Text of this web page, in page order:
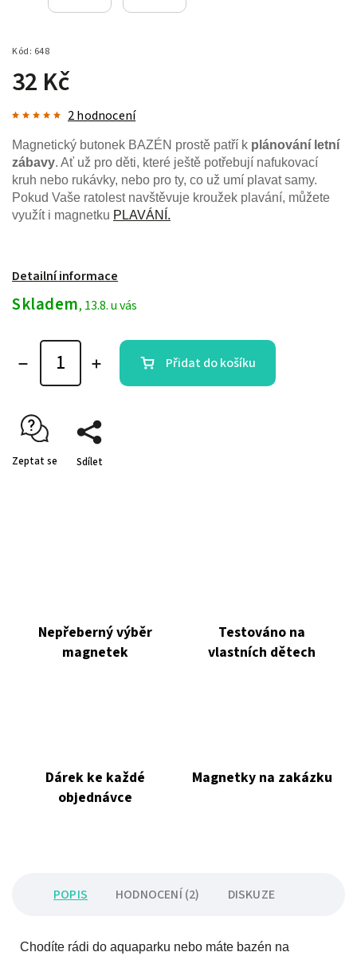
Kód: 648
32 Kč
2 hodnocení
Magnetický butonek BAZÉN prostě patří k plánování letní
zábavy. Ať už pro děti, které ještě potřebují nafukovací
kruh nebo rukávky, nebo pro ty, co už umí plavat samy.
Pokud Vaše ratolest navštěvuje kroužek plavání, můžete
využít i magnetku PLAVÁNÍ.
Detailní informace
Skladem, 13.8. u vás
Přidat do košíku
Zeptat se Sdílet
Nepřeberný výběr
magnetek
Testováno na
vlastních dětech
Dárek ke každé
objednávce
Magnetky na zakázku
POPIS HODNOCENÍ (2) DISKUZE
Chodíte rádi do aquaparku nebo máte bazén na